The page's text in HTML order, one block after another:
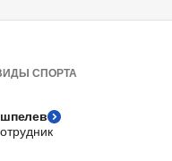
СПОРТА